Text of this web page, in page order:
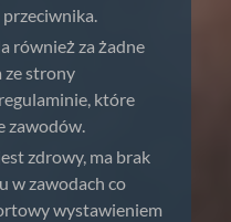
przeciwnika.
również za żadne
ze strony
które
zawodów.
zdrowy, ma brak
w zawodach co
wystawieniem